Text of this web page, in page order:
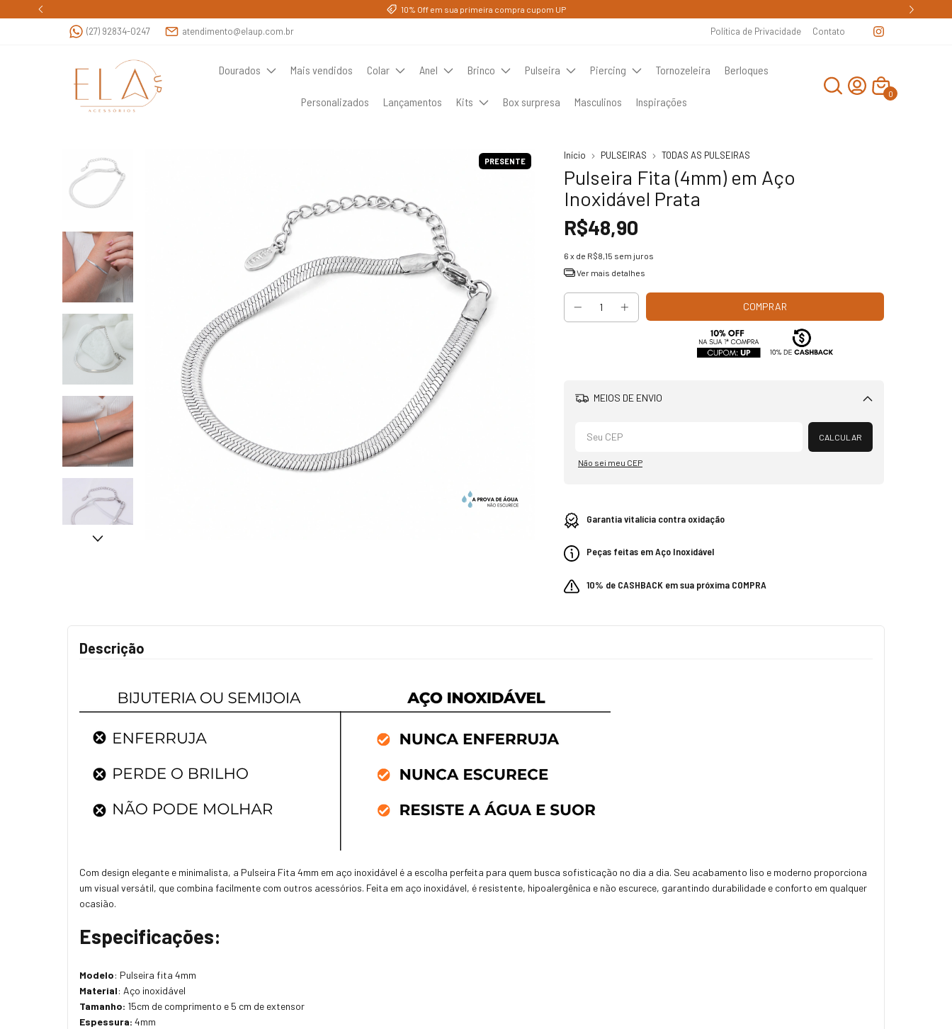
10% Off em sua primeira compra cupom UP
(27) 92834-0247 atendimento@elaup.com.br Política de Privacidade Contato
Dourados Mais vendidos Colar Anel Brinco Pulseira Piercing Tornozeleira Berloques
Personalizados Lançamentos Kits Box surpresa Masculinos Inspirações
0
PRESENTE
Início PULSEIRAS TODAS AS PULSEIRAS
Pulseira Fita (4mm) em Aço
Inoxidável Prata
R$48,90
6 x de R$8,15 sem juros
Ver mais detalhes
MEIOS DE ENVIO
Alterar CEP
CALCULAR
Não sei meu CEP
Garantia vitalícia contra oxidação
Peças feitas em Aço Inoxidável
10% de CASHBACK em sua próxima COMPRA
Descrição
Com design elegante e minimalista, a Pulseira Fita 4mm em aço inoxidável é a escolha perfeita para quem busca sofisticação no dia a dia. Seu acabamento liso e moderno proporciona
um visual versátil, que combina facilmente com outros acessórios. Feita em aço inoxidável, é resistente, hipoalergênica e não escurece, garantindo durabilidade e conforto em qualquer
ocasião.
Especificações:
Modelo: Pulseira fita 4mm
Material: Aço inoxidável
Tamanho: 15cm de comprimento e 5 cm de extensor
Espessura: 4mm